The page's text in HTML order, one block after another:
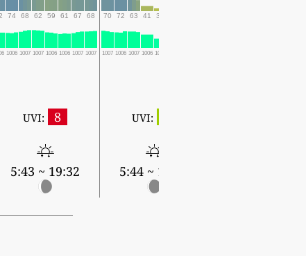
74 68 62 59 61 67 68 70 72 63 41 36
1006 1007 1007 1006 1006 1007 1007 1007 1006 1007 1006 1004
UVI: 8
5:43 ~ 19:32
UVI:
5:44 ~ 19:31